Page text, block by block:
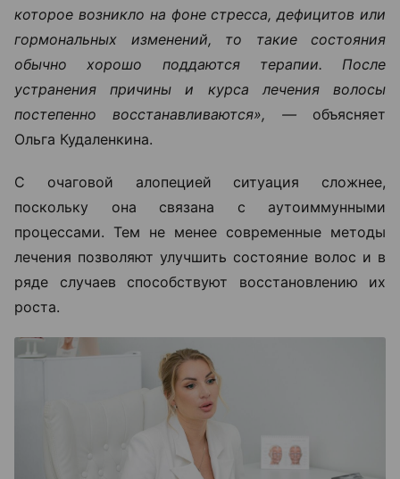
которое возникло на фоне стресса, дефицитов или
гормональных изменений, то такие состояния
обычно хорошо поддаются терапии. После
устранения причины и курса лечения волосы
постепенно восстанавливаются», —объясняет
Ольга Кудаленкина.
С очаговой алопецией ситуация сложнее,
поскольку она связана с аутоиммунными
процессами. Тем не менее современные методы
лечения позволяют улучшить состояние волос и в
ряде случаев способствуют восстановлению их
роста.